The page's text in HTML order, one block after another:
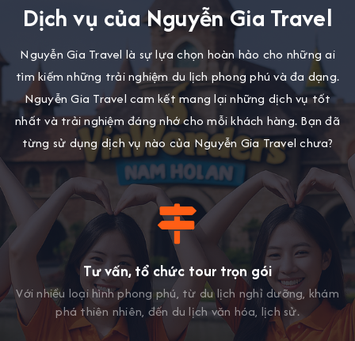
Dịch vụ của Nguyễn Gia Travel
Nguyễn Gia Travel là sự lựa chọn hoàn hảo cho những ai
tìm kiếm những trải nghiệm du lịch phong phú và đa dạng.
Nguyễn Gia Travel cam kết mang lại những dịch vụ tốt
nhất và trải nghiệm đáng nhớ cho mỗi khách hàng. Bạn đã
từng sử dụng dịch vụ nào của Nguyễn Gia Travel chưa?
Tư vấn, tổ chức tour trọn gói
Với nhiều loại hình phong phú, từ du lịch nghỉ dưỡng, khám
phá thiên nhiên, đến du lịch văn hóa, lịch sử.